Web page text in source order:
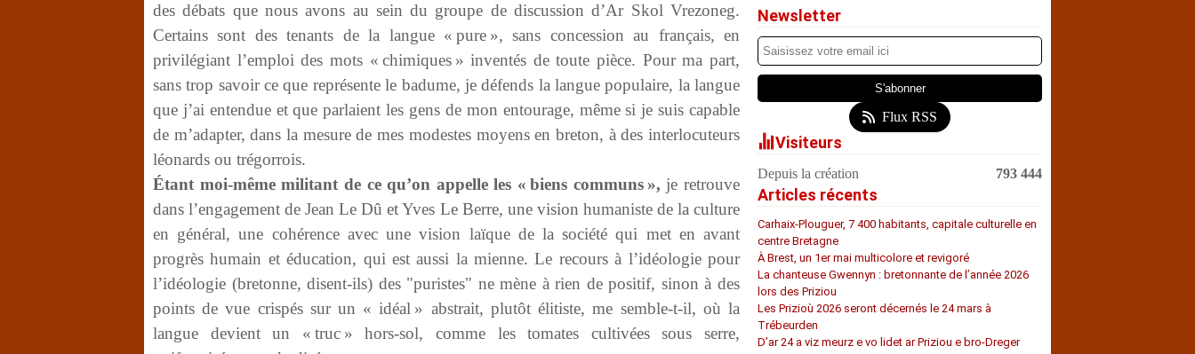
des débats que nous avons au sein du groupe de discussion d’Ar Skol Vrezoneg.
Certains sont des tenants de la langue « pure », sans concession au français, en
privilégiant l’emploi des mots « chimiques » inventés de toute pièce. Pour ma part,
sans trop savoir ce que représente le badume, je défends la langue populaire, la langue
que j’ai entendue et que parlaient les gens de mon entourage, même si je suis capable
de m’adapter, dans la mesure de mes modestes moyens en breton, à des interlocuteurs
léonards ou trégorrois.
Étant moi-même militant de ce qu’on appelle les « biens communs », je retrouve
dans l’engagement de Jean Le Dû et Yves Le Berre, une vision humaniste de la culture
en général, une cohérence avec une vision laïque de la société qui met en avant
progrès humain et éducation, qui est aussi la mienne. Le recours à l’idéologie pour
l’idéologie (bretonne, disent-ils) des "puristes" ne mène à rien de positif, sinon à des
points de vue crispés sur un « idéal » abstrait, plutôt élitiste, me semble-t-il, où la
langue devient un « truc » hors-sol, comme les tomates cultivées sous serre,
Newsletter
Flux RSS
Visiteurs
Depuis la création 793 444
Articles récents
Carhaix-Plouguer, 7 400 habitants, capitale culturelle en
centre Bretagne
À Brest, un 1er mai multicolore et revigoré
La chanteuse Gwennyn : bretonnante de l’année 2026
lors des Priziou
Les Prizioù 2026 seront décernés le 24 mars à
Trébeurden
D’ar 24 a viz meurz e vo lidet ar Priziou e bro-Dreger